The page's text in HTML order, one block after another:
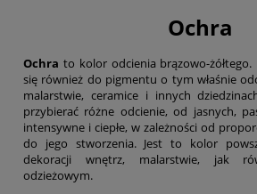
Ochra
Ochra to kolor odcienia brązowo-
się również do pigmentu o tym właśnie
malarstwie, ceramice i innych
przybierać różne odcienie, od jasnych,
intensywne i ciepłe, w zależności od
do jego stworzenia. Jest to kolor
dekoracji wnętrz, malarstwie, jak
odzieżowym.